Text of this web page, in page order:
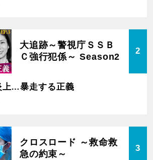
大追跡～警視庁ＳＳＢ
Ｃ強行犯係～ Season2
2
上…暴走する正義
クロスロード ～救命救
急の約束～
3